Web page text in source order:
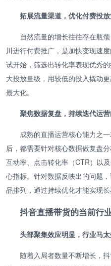
拓展流量渠道，优化付费投
自然流量的增长往往存在瓶
川进行付费推广，是加快变现速
试开始，筛选出转化率表现优秀
大投放量级，用较低的投入撬动
最大化。
聚焦数据复盘，持续迭代运
成熟的直播运营核心能力之
后，都需要针对核心数据做复盘
互动率、点击转化率（CTR）以
心指标。针对数据反映出的问题
品排列，通过持续优化才能实现长
抖音直播带货的当前行
头部聚集效应明显，行业马
随着入局者数量不断增长，